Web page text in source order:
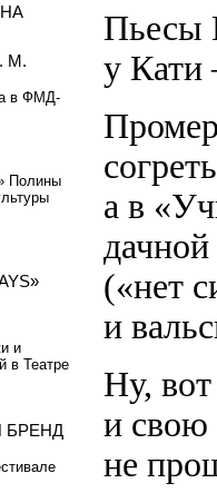
Пьесы
у
а в
(«нет
и
Ну,
и свою
не
М.
в ФМД-
Полины
и
в Театре
БРЕНД